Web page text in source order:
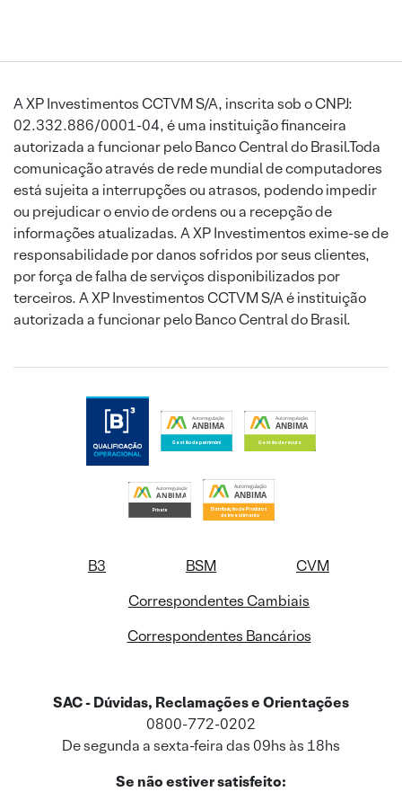
A XP Investimentos CCTVM S/A, inscrita sob o CNPJ:
02.332.886/0001-04, é uma instituição financeira
autorizada a funcionar pelo Banco Central do Brasil.Toda
comunicação através de rede mundial de computadores
está sujeita a interrupções ou atrasos, podendo impedir
ou prejudicar o envio de ordens ou a recepção de
informações atualizadas. A XP Investimentos exime-se de
responsabilidade por danos sofridos por seus clientes,
por força de falha de serviços disponibilizados por
terceiros. A XP Investimentos CCTVM S/A é instituição
autorizada a funcionar pelo Banco Central do Brasil.
B3 BSM
CVM
Correspondentes Cambiais
Correspondentes Bancários
SAC - Dúvidas, Reclamações e Orientações
0800-772-0202
De segunda a sexta-feira das 09hs às 18hs
Se não estiver satisfeito: